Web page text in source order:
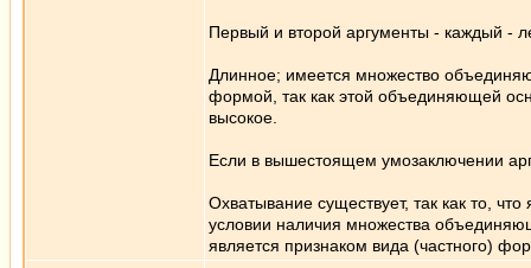
Первый и второй аргументы - каждый -
Длинное; имеется множество
формой, так как этой объединяющей
высокое.
Если в вышестоящем умозаключении
Охватывание существует, так как то,
условии наличия множества
является признаком вида (частного)